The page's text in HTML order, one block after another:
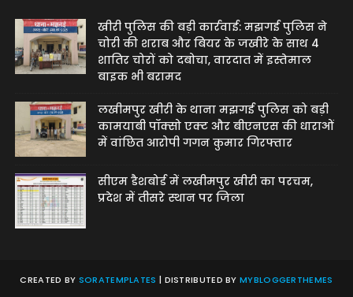
खीरी पुलिस की बड़ी कार्रवाई: मझगई पुलिस ने
चोरी की शराब और बियर के जखीरे के साथ 4
शातिर चोरों को दबोचा, वारदात में इस्तेमाल
बाइक भी बरामद
लखीमपुर खीरी के थाना मझगई पुलिस को बड़ी
कामयाबी पॉक्सो एक्ट और बीएनएस की धाराओं
में वांछित आरोपी गगन कुमार गिरफ्तार
सीएम डैशबोर्ड में लखीमपुर खीरी का परचम,
प्रदेश में तीसरे स्थान पर जिला
CREATED BY SORATEMPLATES | DISTRIBUTED BYMYBLOGGERTHEMES